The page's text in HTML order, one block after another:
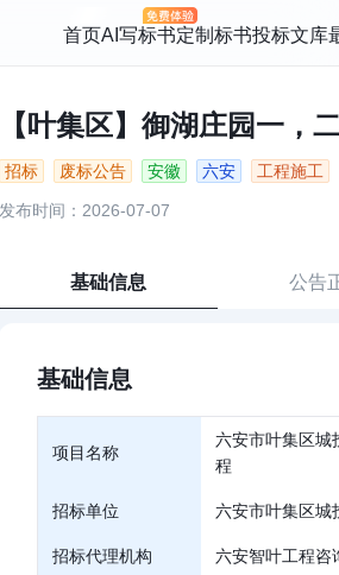
首页AI写标书定制标书投标文库
【叶集区】御湖庄园一，
招标 废标公告 安徽 六安 工程施工
发布时间：2026-07-07
基础信息 公告
基础信息
项目名称
六安市叶集区城
程
招标单位 六安市叶集区城
招标代理机构 六安智叶工程咨